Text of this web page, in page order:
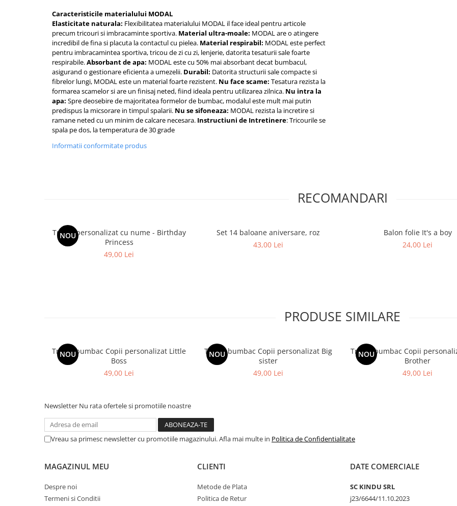
Caracteristicile materialului MODAL
Elasticitate naturala: Flexibilitatea materialului MODAL il face ideal pentru articole
precum tricouri si imbracaminte sportiva. Material ultra-moale: MODAL are o atingere
incredibil de fina si placuta la contactul cu pielea. Material respirabil: MODAL este perfect
pentru imbracamintea sportiva, tricou de zi cu zi, lenjerie, datorita tesaturii sale foarte
respirabile.Absorbant de apa: MODAL este cu 50% mai absorbant decat bumbacul,
asigurand o gestionare eficienta a umezelii. Durabil: Datorita structurii sale compacte si
fibrelor lungi, MODAL este un material foarte rezistent. Nu face scame: Tesatura rezista la
formarea scamelor si are un finisaj neted, fiind ideala pentru utilizarea zilnica. Nu intra la
apa: Spre deosebire de majoritatea formelor de bumbac, modalul este mult mai putin
predispus la micsorare in timpul spalarii. Nu se sifoneaza: MODAL rezista la incretire si
ramane neted cu un minim de calcare necesara. Instructiuni de Intretinere: Tricourile se
spala pe dos, la temperatura de 30 grade
Informatii conformitate produs
RECOMANDARI
NOU
Tricou personalizat cu nume - Birthday
Princess
49,00 Lei
Set 14 baloane aniversare, roz
43,00 Lei
Balon folie It's a boy
24,00 Lei
PRODUSE SIMILARE
NOU
Tricou bumbac Copii personalizat Little
Boss
49,00 Lei
NOU
Tricou bumbac Copii personalizat Big
sister
49,00 Lei
NOU
Tricou bumbac Copii personalizat Little
Brother
49,00 Lei
Newsletter Nu rata ofertele si promotiile noastre
Vreau sa primesc newsletter cu promotiile magazinului. Afla mai multe in Politica de Confidentialitate
MAGAZINUL MEU
Despre noi
Termeni si Conditii
CLIENTI
Metode de Plata
Politica de Retur
DATE COMERCIALE
SC KINDU SRL
j23/6644/11.10.2023